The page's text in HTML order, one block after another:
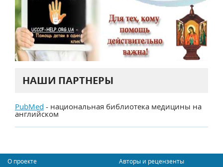
НАШИ ПАРТНЕРЫ
PubMed - национальная библиотека медицины на
английском
О проекте
Авторы и рецензенты